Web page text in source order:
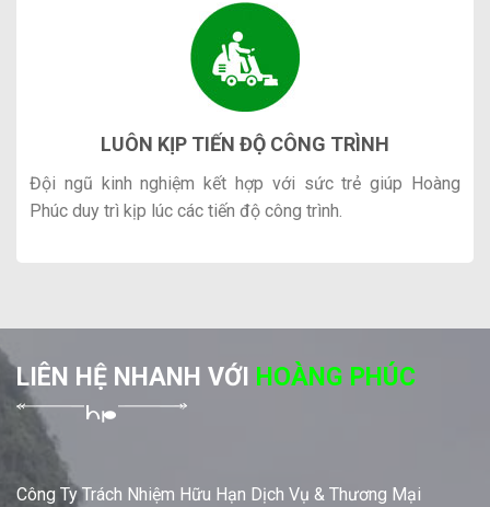
LUÔN KỊP TIẾN ĐỘ CÔNG TRÌNH
Đội ngũ kinh nghiệm kết hợp với sức trẻ giúp Hoàng
Phúc duy trì kịp lúc các tiến độ công trình.
LIÊN HỆ NHANH VỚI HOÀNG PHÚC
Công Ty Trách Nhiệm Hữu Hạn Dịch Vụ & Thương Mại